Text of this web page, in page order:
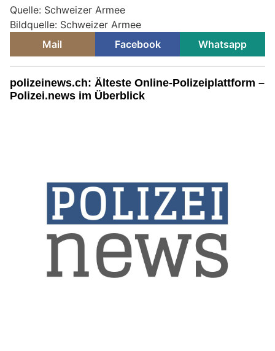
Quelle: Schweizer Armee
Bildquelle: Schweizer Armee
Mail
Facebook Whatsapp
polizeinews.ch: Älteste Online-Polizeiplattform –
Polizei.news im Überblick